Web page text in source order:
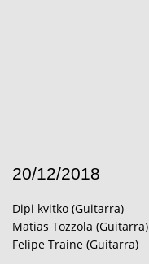
20/12/2018
Dipi kvitko (Guitarra)
Matias Tozzola (Guitarra)
Felipe Traine (Guitarra)